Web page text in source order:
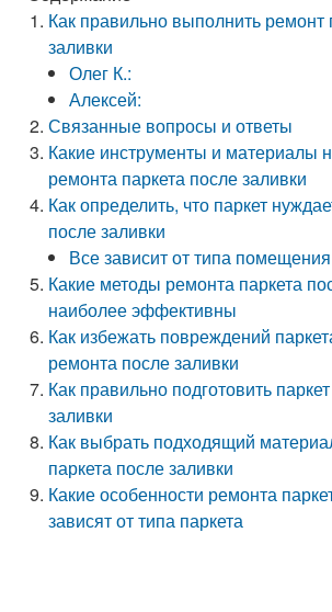
Как правильно выполнить ремонт
заливки
Олег К.:
Алексей:
Связанные вопросы и ответы
Какие инструменты и материалы
ремонта паркета после заливки
Как определить, что паркет
после заливки
Все зависит от типа помещения
Какие методы ремонта паркета
наиболее эффективны
Как избежать повреждений
ремонта после заливки
Как правильно подготовить
заливки
Как выбрать подходящий
паркета после заливки
Какие особенности ремонта
зависят от типа паркета